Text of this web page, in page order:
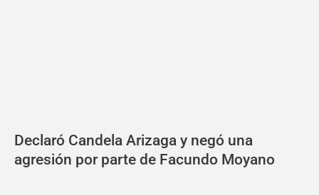
Declaró Candela Arizaga y negó una
agresión por parte de Facundo Moyano